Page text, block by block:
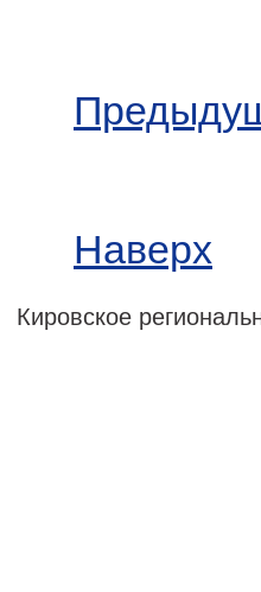
Наверх
Кировское